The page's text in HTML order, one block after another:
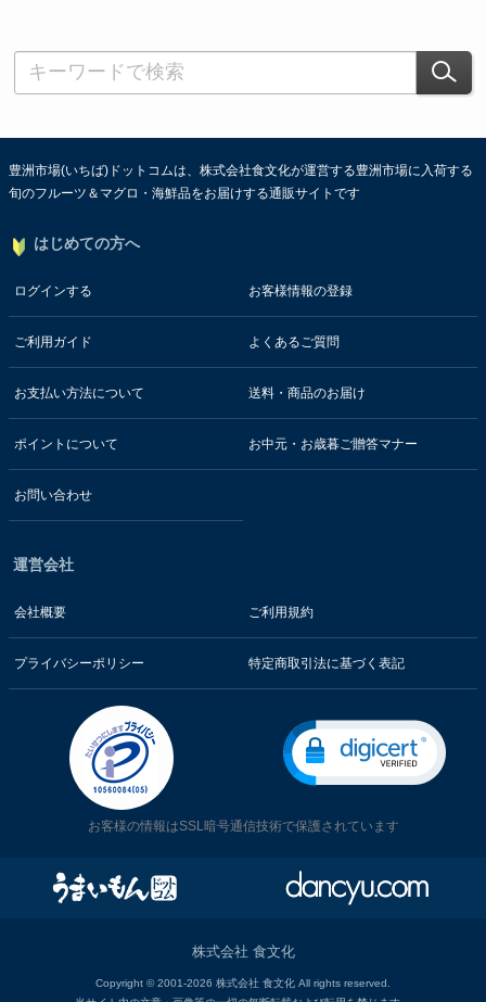
豊洲市場(いちば)ドットコムは、株式会社食文化が運営する豊洲市場に入荷する
旬のフルーツ＆マグロ・海鮮品をお届けする通販サイトです
はじめての方へ
ログインする お客様情報の登録
ご利用ガイド よくあるご質問
お支払い方法について 送料・商品のお届け
ポイントについて お中元・お歳暮ご贈答マナー
お問い合わせ
運営会社
会社概要 ご利用規約
プライバシーポリシー 特定商取引法に基づく表記
お客様の情報はSSL暗号通信技術で保護されています
株式会社 食文化
Copyright © 2001-2026 株式会社 食文化 All rights reserved.